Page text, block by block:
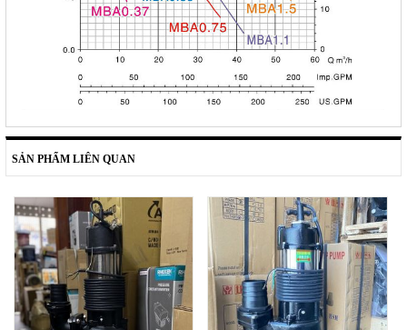
SẢN PHẨM LIÊN QUAN